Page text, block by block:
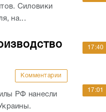
Силовики
на...
Комментарии
РФ нанесли
17:40
17:01